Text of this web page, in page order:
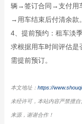
辆→签订合同→支付用
→用车结束后付清余款。
4、提前预约：租车淡
求根据用车时间评估是
需提前预订。
本文地址： https://
未经许可，本站内容严禁擅
来源，谢谢合作！